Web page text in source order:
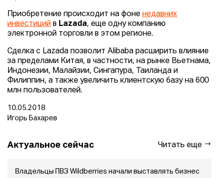
Приобретение происходит на фоне недавних
инвестиций в Lazada, еще одну компанию
электронной торговли в этом регионе.
Сделка с Lazada позволит Alibaba расширить влияние
за пределами Китая, в частности, на рынке Вьетнама,
Индонезии, Малайзии, Сингапура, Таиланда и
Филиппин, а также увеличить клиентскую базу на 600
млн пользователей.
10.05.2018
Игорь Бахарев
Актуальное сейчас Читать еще
Владельцы ПВЗ Wildberries начали выставлять бизнес